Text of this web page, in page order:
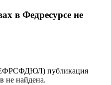
в Федресурсе не
публикация
не найдена.